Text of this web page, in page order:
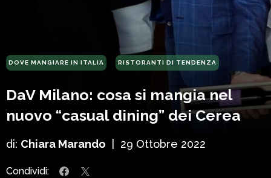
DOVE MANGIARE IN ITALIA RISTORANTI DI TENDENZA
DaV Milano: cosa si mangia nel
nuovo “casual dining” dei Cerea
di: Chiara Marando 29 Ottobre 2022
Condividi: